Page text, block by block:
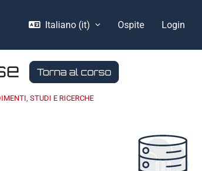
Italiano ‎(it)‎ Ospite Login
Torna al corso
STUDI E RICERCHE